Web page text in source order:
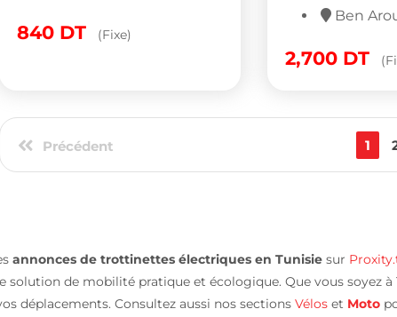
840 DT (Fixe)
Ben
2,700 DT
Précédent 1
annonces de trottinettes électriques en Tunisiesur
solution de mobilité pratique et écologique. Que vous soyez
déplacements. Consultez aussi nos sections Véloset Moto